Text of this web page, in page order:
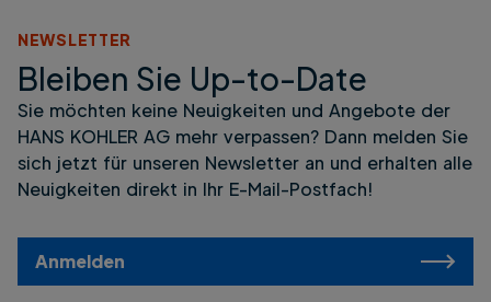
Bleiben Sie Up-to-Date
NEWSLETTER
Sie möchten keine Neuigkeiten und Angebote der
HANS KOHLER AG mehr verpassen? Dann melden Sie
sich jetzt für unseren Newsletter an und erhalten alle
Neuigkeiten direkt in Ihr E-Mail-Postfach!
Anmelden